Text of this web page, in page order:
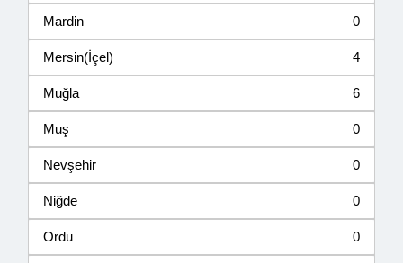
Mardin 0
Mersin(İçel) 4
Muğla 6
Muş 0
Nevşehir 0
Niğde 0
Ordu 0